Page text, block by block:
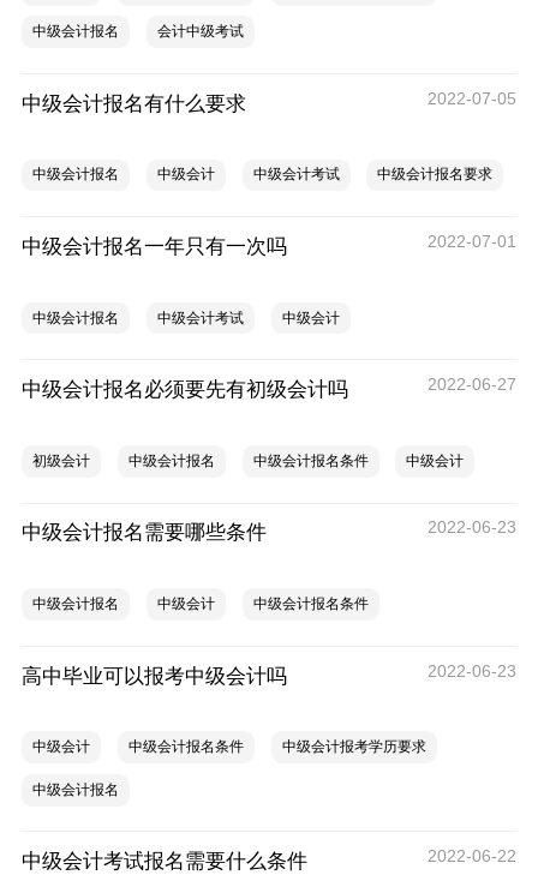
中级会计报名 会计中级考试
中级会计报名有什么要求 2022-07-05
中级会计报名 中级会计 中级会计考试 中级会计报名要求
中级会计报名一年只有一次吗 2022-07-01
中级会计报名 中级会计考试 中级会计
中级会计报名必须要先有初级会计吗 2022-06-27
初级会计 中级会计报名 中级会计报名条件 中级会计
中级会计报名需要哪些条件 2022-06-23
中级会计报名 中级会计 中级会计报名条件
高中毕业可以报考中级会计吗 2022-06-23
中级会计 中级会计报名条件 中级会计报考学历要求
中级会计报名
中级会计考试报名需要什么条件 2022-06-22